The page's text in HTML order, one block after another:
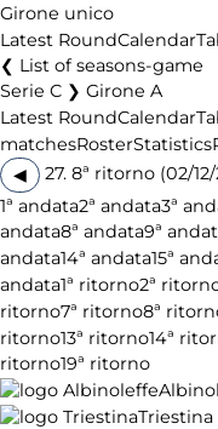
Girone unico
Latest RoundCalendar
List of seasons-game
Serie C ❯ Girone A
Latest RoundCalendar
matchesRosterStatistics
◀
27. 8ª ritorno (02/
1ª andata2ª andata3ª
andata8ª andata9ª
andata14ª andata15ª
andata1ª ritorno2ª
ritorno7ª ritorno8ª
ritorno13ª ritorno14ª
ritorno19ª ritorno
Triestina